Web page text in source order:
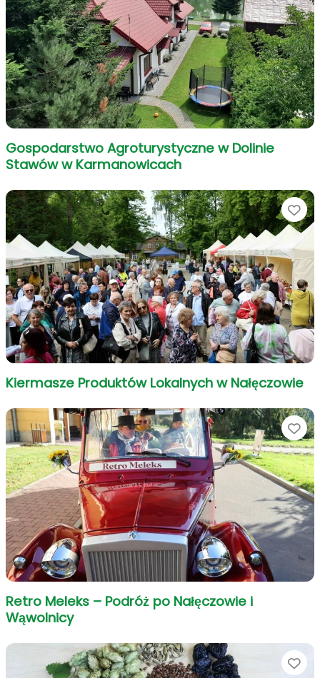
Gospodarstwo Agroturystyczne w Dolinie
Stawów w Karmanowicach
Kiermasze Produktów Lokalnych w Nałęczowie
Retro Meleks – Podróż po Nałęczowie i
Wąwolnicy